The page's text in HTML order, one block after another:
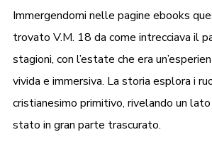
Immergendomi nelle pagine ebooks
trovato V.M. 18 da come intrecciava il
stagioni, con l’estate che era
vivida e immersiva. La storia esplora i
cristianesimo primitivo, rivelando un
stato in gran parte trascurato.